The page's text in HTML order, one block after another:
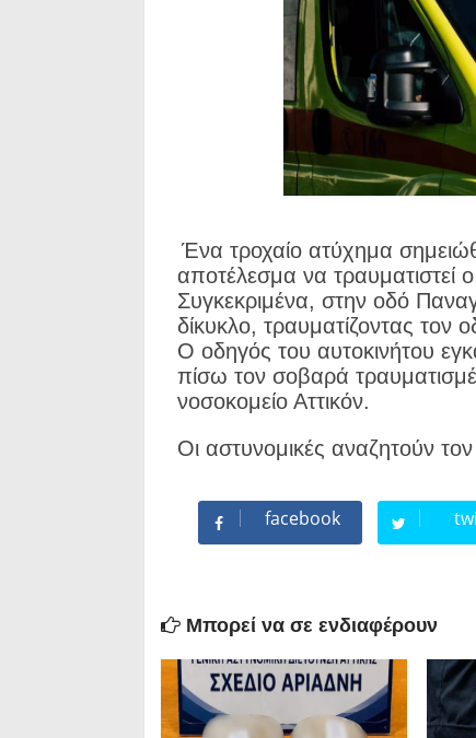
Ένα τροχαίο ατύχημα
αποτέλεσμα να τραυματιστεί
Συγκεκριμένα, στην οδό
δίκυκλο, τραυματίζοντας τον
Ο οδηγός του αυτοκινήτου
πίσω τον σοβαρά
νοσοκομείο Αττικόν.
Οι αστυνομικές αναζητούν
facebook
Μπορεί να σε ενδιαφέρουν